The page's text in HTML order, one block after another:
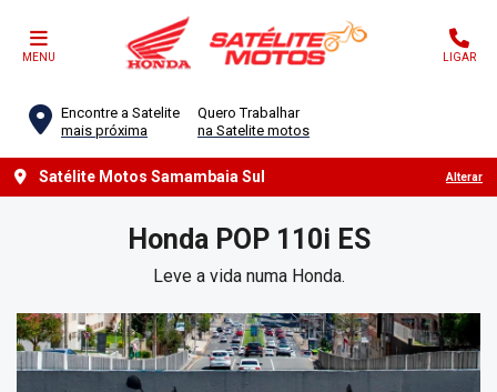
MENU LIGAR
Encontre a Satelite
mais próxima
Quero Trabalhar
na Satelite motos
Satélite Motos Samambaia Sul Alterar
HondaPOP 110i ES
Leve a vida numa Honda.